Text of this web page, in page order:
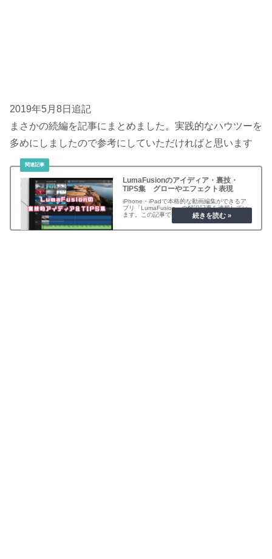
2019年5月8日追記
まさかの続編を記事にまとめました。実践的なハウツーを
多めにしましたので参考にしていただければと思います
LumaFusionのアイディア・裏技・
TIPS集 グローやエフェクト表現
iPhone・iPadで本格的な動画編集ができるア
プリ「LumaFusion」の解説記事を連載してい
ます。この記事では動画編集というよりは「動
画制作」・「映像表現」等についてのノウハウ